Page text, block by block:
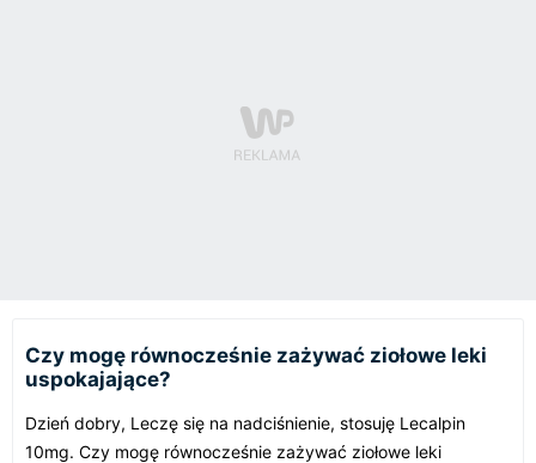
Czy mogę równocześnie zażywać ziołowe leki
uspokajające?
Dzień dobry, Leczę się na nadciśnienie, stosuję Lecalpin
10mg. Czy mogę równocześnie zażywać ziołowe leki